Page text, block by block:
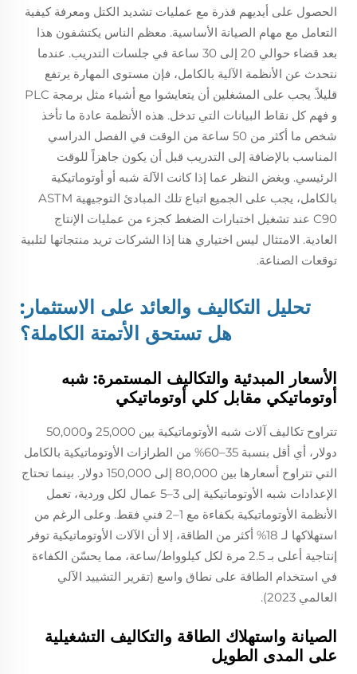
الحصول على أيديهم قذرة مع عمليات تشديد الكتل ومعرفة كيفية
التعامل مع مهام الصيانة الأساسية. معظم الناس يكتشفون هذا
بعد قضاء حوالي 20 إلى 30 ساعة في جلسات التدريب. عندما
نتحدث عن الأنظمة الآلية بالكامل، فإن مستوى المهارة يرتفع
قليلاً. يجب على المشغلين أن يتعايشوا مع أشياء مثل برمجة PLC
و فهم كل نقاط البيانات التي تدخل. هذه الأنظمة عادة ما تأخذ
شخص ما أكثر من 50 ساعة من الوقت في الفصل الدراسي
المناسب بالإضافة إلى التدريب قبل أن يكون جاهزاً للوقت
الرئيسي. وبغض النظر عما إذا كانت الآلة شبه أو أوتوماتيكية
بالكامل، يجب على الجميع اتباع تلك المبادئ التوجيهية ASTM
C90 عند تشغيل اختبارات الضغط كجزء من عمليات الإنتاج
العادية. الامتثال ليس اختياري هنا إذا الشركات تريد منتجاتها لتلبية
توقعات الصناعة.
تحليل التكاليف والعائد على الاستثمار:
هل تستحق الأتمتة الكاملة؟
الأسعار المبدئية والتكاليف المستمرة: شبه
أوتوماتيكي مقابل كلي أوتوماتيكي
تتراوح تكاليف آلات شبه الأوتوماتيكية بين 25,000 و50,000
دولار، أي أقل بنسبة 35–60% من الطرازات الأوتوماتيكية بالكامل
التي تتراوح أسعارها بين 80,000 إلى 150,000 دولار. بينما تحتاج
الإعدادات شبه الأوتوماتيكية إلى 3–5 عمال لكل وردية، تعمل
الأنظمة الأوتوماتيكية بكفاءة مع 1–2 فني فقط. وعلى الرغم من
استهلاكها لـ 18% أكثر من الطاقة، إلا أن الآلات الأوتوماتيكية توفر
إنتاجية أعلى بـ 2.5 مرة لكل كيلوواط/ساعة، مما يحسّن الكفاءة
في استخدام الطاقة على نطاق واسع (تقرير التشييد الآلي
العالمي 2023).
الصيانة واستهلاك الطاقة والتكاليف التشغيلية
على المدى الطويل